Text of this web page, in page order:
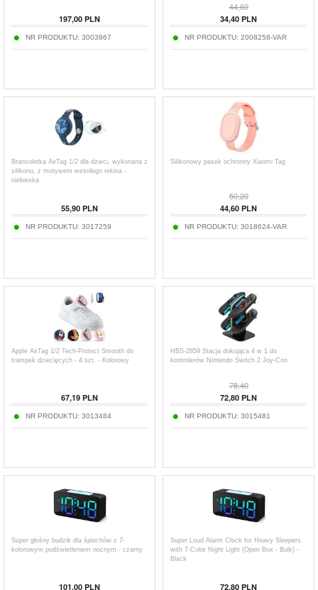
197,00 PLN
NR PRODUKTU: 3003867
44,60
34,40 PLN
NR PRODUKTU: 2008258-VAR
Bransoletka AirTag 1/2 dla dzieci, wykonana z
silikonu, z motywem wesołego rekina -
niebieska
55,90 PLN
NR PRODUKTU: 3017259
Silikonowy pasek ochronny Xiaomi Tag
50,20
44,60 PLN
NR PRODUKTU: 3018624-VAR
Apple AirTag 1/2 Tech-Protect Smooth do
trampek dziecięcych - 4 szt. - Kolorowy
67,19 PLN
NR PRODUKTU: 3013484
HBS-2859 Stacja dokująca 4 w 1 do
kontrolerów Nintendo Switch 2 Joy-Con
78,40
72,80 PLN
NR PRODUKTU: 3015481
Super głośny budzik dla śpiochów z 7-
kolorowym podświetleniem nocnym - czarny
101,00 PLN
Super Loud Alarm Clock for Heavy Sleepers
with 7-Color Night Light (Open Box - Bulk) -
Black
72,80 PLN